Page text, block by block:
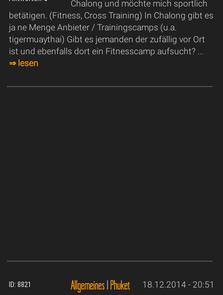
Chalong und möchte mich sportlich
betätigen. (Fitness, Cross Training) In Chalong gibt es
ja ne Menge Anbieter / Trainingscamps (u.a.
tigermuaythai) Gibt es jemanden der zufällig vor Ort
ist und ebenfalls dort ein Fitnesscamp aufsucht? ...
⇒ lesen
ID: 8821 Allgemeines|Phuket 18.12.2014 - 20:51